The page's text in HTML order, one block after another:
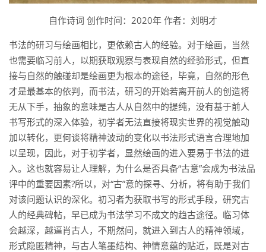
自作诗词 创作时间：2020年 作者：刘明才
书法的研习与绘画相比，更依赖古人的经验。对于绘画，当然
也需要临习前人，以期获取观察与表现自然的经验形式，但直
接与自然的触碰却是绘画更为根本的途径，毕竟，自然的形色
才是最基本的依判，而书法，研习的开始若离开前人的创造将
无从下手，抽象的意味是古人从自然中的提纯，没有基于前人
书写形式的深入体验，初学者无法直接将现实世界的视觉触动
加以转化，更何谈将精神波动的变化以书法形式语言合理地加
以呈现，因此，对于初学者，显然绘画的进入要易于书法的进
入。这也就容易让人理解，为什么是否具备“古意”会成为书法品
评中的重要因素?所以，对“古”意的探寻、分析，将有助于我们
对该问题认识的深化。初习者为获取书写的形式手段，研究古
人的经典碑帖，早已成为书法学习不成文的趋古途径。临习体
会越深，越逼肖古人，不期然间，就进入到古人的精神领域，
形式隐匿精神，与古人笔墨结构、神情意蕴的贴近，既是对古